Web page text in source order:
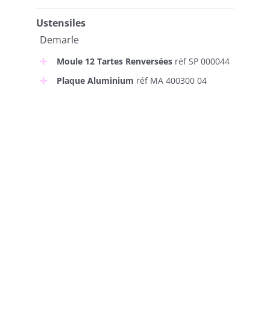
Ustensiles
Demarle
Moule 12 Tartes Renverséesréf SP 000044
Plaque Aluminium réf MA 400300 04